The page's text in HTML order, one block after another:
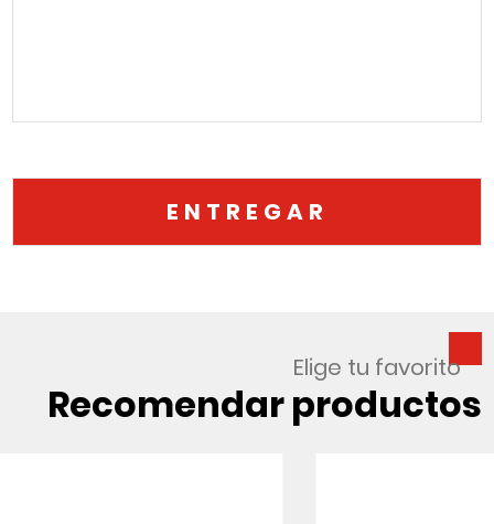
Elige tu favorito
Recomendar productos